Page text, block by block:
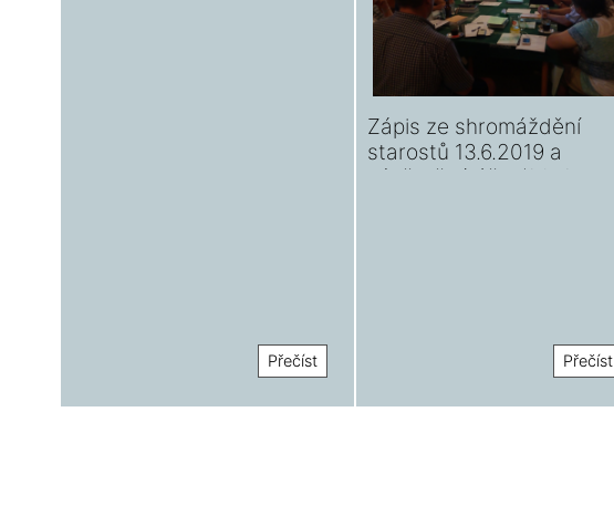
Přečíst
Zápis ze shromáždění
starostů 13.6.2019 a
závěrečný účet/2018
Přečíst